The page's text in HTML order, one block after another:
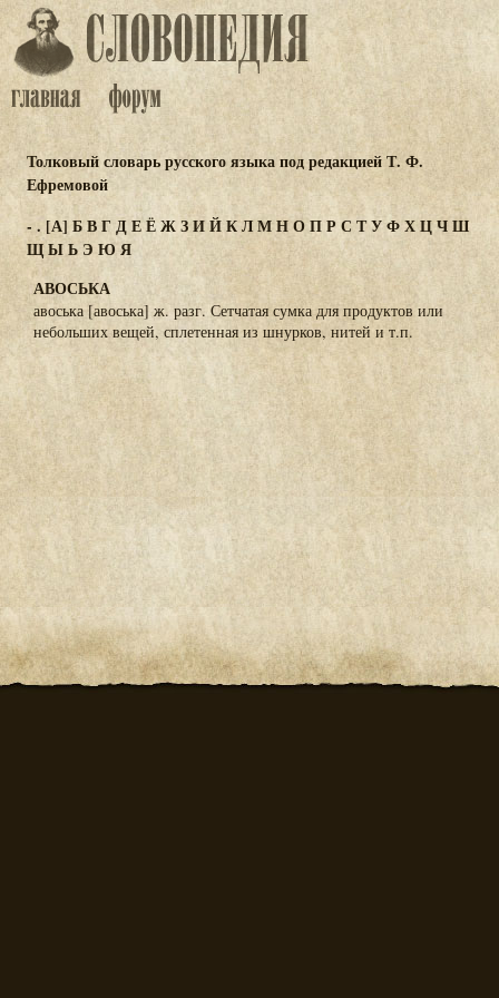
Толковый словарь русского языка под редакцией Т. Ф.
Ефремовой
- . [А] БВГДЕЁЖЗИЙКЛМНОПРС ТУФХЦЧШ
ЩЫЬЭ ЮЯ
АВОСЬКА
авоська [авоська] ж. разг. Сетчатая сумка для продуктов или
небольших вещей, сплетенная из шнурков, нитей и т.п.